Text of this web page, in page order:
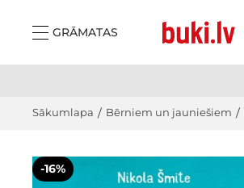
GRĀMATAS
Sākumlapa / Bērniem un jauniešiem /
-16%
Main image
Click to view image in fullscreen